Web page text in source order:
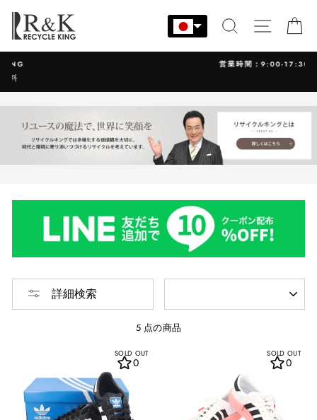
ン
す
検索 サイト
営業時間：9:00-17:30 年中無休
詳細検索
替
5 点の商品
SOLD OUT
0
SOLD OUT
0